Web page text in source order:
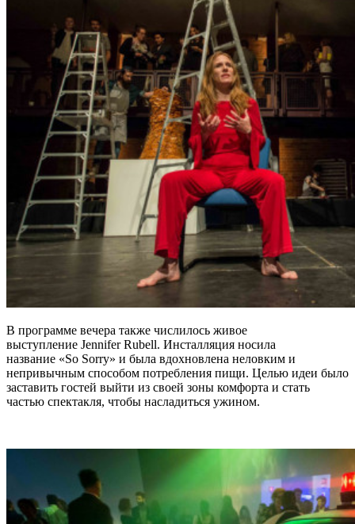
В программе вечера также числилось живое
выступление Jennifer Rubell. Инсталляция носила
название «So Sorry» и была вдохновлена неловким и
непривычным способом потребления пищи. Целью идеи было
заставить гостей выйти из своей зоны комфорта и стать
частью спектакля, чтобы насладиться ужином.